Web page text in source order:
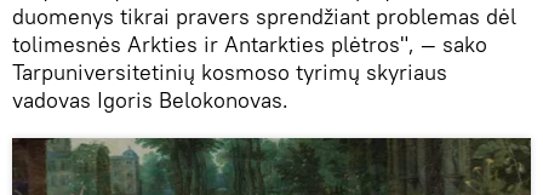
duomenys tikrai pravers sprendžiant problemas dėl
tolimesnės Arkties ir Antarkties plėtros", — sako
Tarpuniversitetinių kosmoso tyrimų skyriaus
vadovas Igoris Belokonovas.